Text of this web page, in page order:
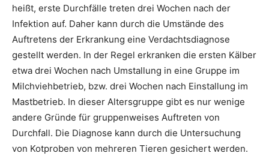
heißt, erste Durchfälle treten drei Wochen nach der
Infektion auf. Daher kann durch die Umstände des
Auftretens der Erkrankung eine Verdachtsdiagnose
gestellt werden. In der Regel erkranken die ersten Kälber
etwa drei Wochen nach Umstallung in eine Gruppe im
Milchviehbetrieb, bzw. drei Wochen nach Einstallung im
Mastbetrieb. In dieser Altersgruppe gibt es nur wenige
andere Gründe für gruppenweises Auftreten von
Durchfall. Die Diagnose kann durch die Untersuchung
von Kotproben von mehreren Tieren gesichert werden.